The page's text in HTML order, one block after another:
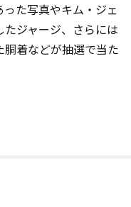
た写真やキム・ジェ
ジャージ、さらには
着などが抽選で当た